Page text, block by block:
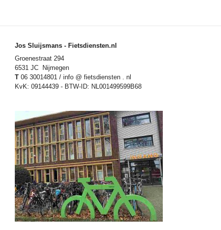
Jos Sluijsmans - Fietsdiensten.nl
Groenestraat 294
6531 JC Nijmegen
T 06 30014801 / info @ fietsdiensten . nl
KvK: 09144439 - BTW-ID: NL001499599B68